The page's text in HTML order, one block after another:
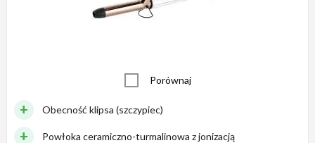
Porównaj
Obecność klipsa (szczypiec)
Powłoka ceramiczno-turmalinowa z jonizacją